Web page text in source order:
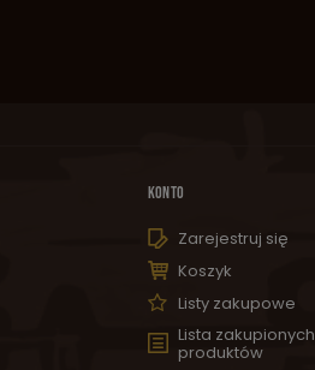
KONTO
Zarejestruj się
Koszyk
Listy zakupowe
Lista zakupionych
produktów